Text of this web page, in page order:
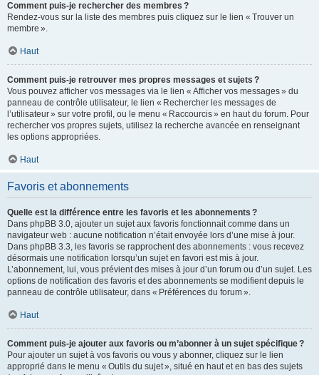
Comment puis-je rechercher des membres ?
Rendez-vous sur la liste des membres puis cliquez sur le lien « Trouver un
membre ».
Haut
Comment puis-je retrouver mes propres messages et sujets ?
Vous pouvez afficher vos messages via le lien « Afficher vos messages » du
panneau de contrôle utilisateur, le lien « Rechercher les messages de
l’utilisateur » sur votre profil, ou le menu « Raccourcis » en haut du forum. Pour
rechercher vos propres sujets, utilisez la recherche avancée en renseignant
les options appropriées.
Haut
Favoris et abonnements
Quelle est la différence entre les favoris et les abonnements ?
Dans phpBB 3.0, ajouter un sujet aux favoris fonctionnait comme dans un
navigateur web : aucune notification n’était envoyée lors d’une mise à jour.
Dans phpBB 3.3, les favoris se rapprochent des abonnements : vous recevez
désormais une notification lorsqu’un sujet en favori est mis à jour.
L’abonnement, lui, vous prévient des mises à jour d’un forum ou d’un sujet. Les
options de notification des favoris et des abonnements se modifient depuis le
panneau de contrôle utilisateur, dans « Préférences du forum ».
Haut
Comment puis-je ajouter aux favoris ou m’abonner à un sujet spécifique ?
Pour ajouter un sujet à vos favoris ou vous y abonner, cliquez sur le lien
approprié dans le menu « Outils du sujet », situé en haut et en bas des sujets